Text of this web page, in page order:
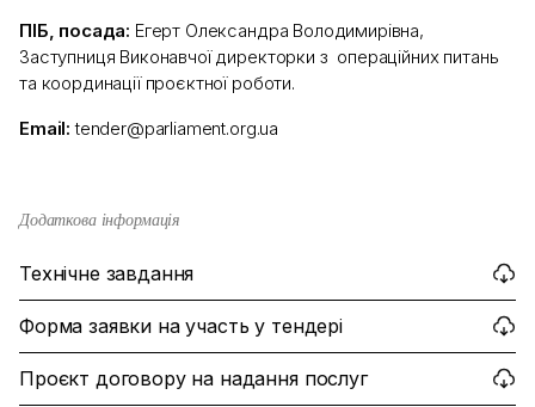
ПІБ, посада: Егерт Олександра Володимирівна,
Заступниця Виконавчої директорки з операційних питань
та координації проєктної роботи.
Email: tender@parliament.org.ua
Додаткова інформація
Технічне завдання
Форма заявки на участь у тендері
Проєкт договору на надання послуг